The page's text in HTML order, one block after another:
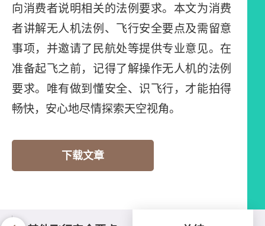
向消费者说明相关的法例要求。本文为消费
者讲解无人机法例、飞行安全要点及需留意
事项，并邀请了民航处等提供专业意见。在
准备起飞之前，记得了解操作无人机的法例
要求。唯有做到懂安全、识飞行，才能拍得
畅快，安心地尽情探索天空视角。
下载文章